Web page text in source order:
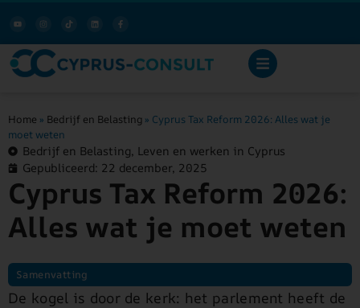
Home » Bedrijf en Belasting » Cyprus Tax Reform 2026: Alles wat je
moet weten
Bedrijf en Belasting, Leven en werken in Cyprus
Gepubliceerd: 22 december, 2025
Cyprus Tax Reform 2026:
Alles wat je moet weten
Samenvatting
De kogel is door de kerk: het parlement heeft de